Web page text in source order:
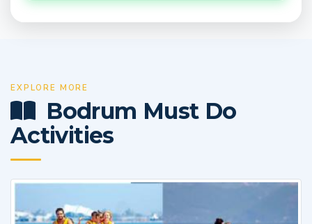
EXPLORE MORE
Bodrum Must Do
Activities